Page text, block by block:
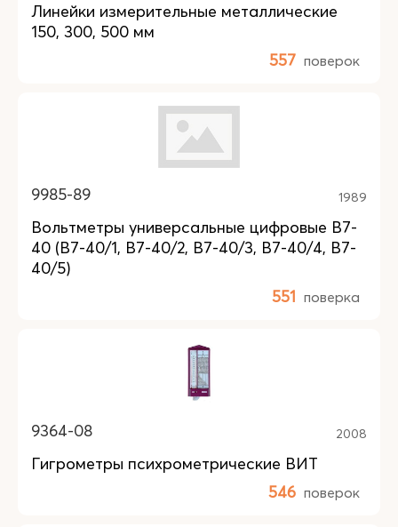
Линейки измерительные металлические
150, 300, 500 мм
557 поверок
9985-89 1989
Вольтметры универсальные цифровые В7-
40 (В7-40/1, В7-40/2, В7-40/3, В7-40/4, В7-
40/5)
551 поверка
9364-08 2008
Гигрометры психрометрические ВИТ
546 поверок